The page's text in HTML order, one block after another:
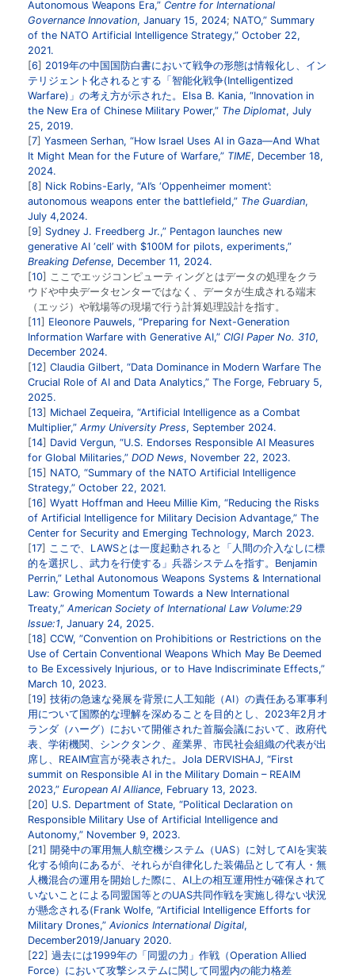
Autonomous Weapons Era,” Centre for International
Governance Innovation, January 15, 2024; NATO,” Summary
of the NATO Artificial Intelligence Strategy,” October 22,
2021.
6
2019年の中国国防白書において戦争の形態は情報化し、イン
テリジェント化されるとする「智能化戦争(Intelligentized
Warfare)」の考え方が示された。Elsa B. Kania, “Innovation in
the New Era of Chinese Military Power,” The Diplomat, July
25, 2019.
7 Yasmeen Serhan, “How Israel Uses AI in Gaza—And What
It Might Mean for the Future of Warfare,” TIME, December 18,
2024.
8
Nick Robins-Early, “AI’s ‘Oppenheimer moment’:
autonomous weapons enter the battlefield,” The Guardian,
July 4,2024.
9
Sydney J. Freedberg Jr.,” Pentagon launches new
generative AI ‘cell’ with $100M for pilots, experiments,”
Breaking Defense, December 11, 2024.
10
ここでエッジコンピューティングとはデータの処理をクラ
ウドや中央データセンターではなく、データが生成される端末
（エッジ）や戦場等の現場で行う計算処理設計を指す。
11
Eleonore Pauwels, “Preparing for Next-Generation
Information Warfare with Generative AI,” CIGI Paper No. 310,
December 2024.
12
Claudia Gilbert, “Data Dominance in Modern Warfare The
Crucial Role of AI and Data Analytics,” The Forge, February 5,
2025.
13
Michael Zequeira, “Artificial Intelligence as a Combat
Multiplier,” Army University Press, September 2024.
14
David Vergun, “U.S. Endorses Responsible AI Measures
for Global Militaries,” DOD News, November 22, 2023.
15
NATO, “Summary of the NATO Artificial Intelligence
Strategy,” October 22, 2021.
16
Wyatt Hoffman and Heeu Millie Kim, “Reducing the Risks
of Artificial Intelligence for Military Decision Advantage,” The
Center for Security and Emerging Technology, March 2023.
17
ここで、LAWSとは一度起動されると「人間の介入なしに標
的を選択し、武力を行使する」兵器システムを指す。Benjamin
Perrin,” Lethal Autonomous Weapons Systems & International
Law: Growing Momentum Towards a New International
Treaty,” American Society of International Law Volume:29
Issue:1, January 24, 2025.
18
CCW, ”Convention on Prohibitions or Restrictions on the
Use of Certain Conventional Weapons Which May Be Deemed
to Be Excessively Injurious, or to Have Indiscriminate Effects,”
March 10, 2023.
19 技術の急速な発展を背景に人工知能（AI）の責任ある軍事利
用について国際的な理解を深めることを目的とし、2023年2月オ
ランダ（ハーグ）において開催された首脳会議において、政府代
表、学術機関、シンクタンク、産業界、市民社会組織の代表が出
席し、REAIM宣言が発表された。Jola DERVISHAJ, “First
summit on Responsible AI in the Military Domain – REAIM
2023,” European AI Alliance, February 13, 2023.
20
U.S. Department of State, “Political Declaration on
Responsible Military Use of Artificial Intelligence and
Autonomy,” November 9, 2023.
21
開発中の軍用無人航空機システム（UAS）に対してAIを実装
化する傾向にあるが、それらが自律化した装備品として有人・無
人機混合の運用を開始した際に、AI上の相互運用性が確保されて
いないことによる同盟国等とのUAS共同作戦を実施し得ない状況
が懸念される(Frank Wolfe, “Artificial Intelligence Efforts for
Military Drones,” Avionics International Digital,
December2019/January 2020.
22
過去には1999年の「同盟の力」作戦（Operation Allied
Force）において攻撃システムに関して同盟内の能力格差